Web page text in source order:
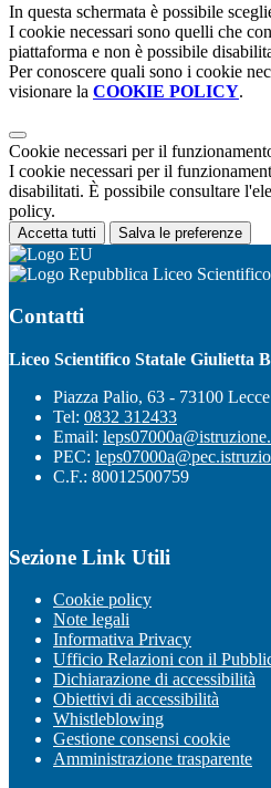
In questa schermata è possibile
I cookie necessari sono quelli che
piattaforma e non è possibile
Per conoscere quali sono i cookie
visionare la COOKIE POLICY.
Cookie necessari per il
I cookie necessari per il
disabilitati. È possibile consultare
policy.
Accetta tutti Salva le preferenze
Liceo
Contatti
Liceo Scientifico Statale Giulietta
Piazza Palio, 63 - 73100 Lecce
Tel: 0832 312433
Email:
PEC:
C.F.: 80012500759
Sezione Link Utili
Cookie policy
Note legali
Informativa Privacy
Ufficio Relazioni con il
Dichiarazione di accessibilità
Obiettivi di accessibilità
Whistleblowing
Gestione consensi cookie
Amministrazione trasparente